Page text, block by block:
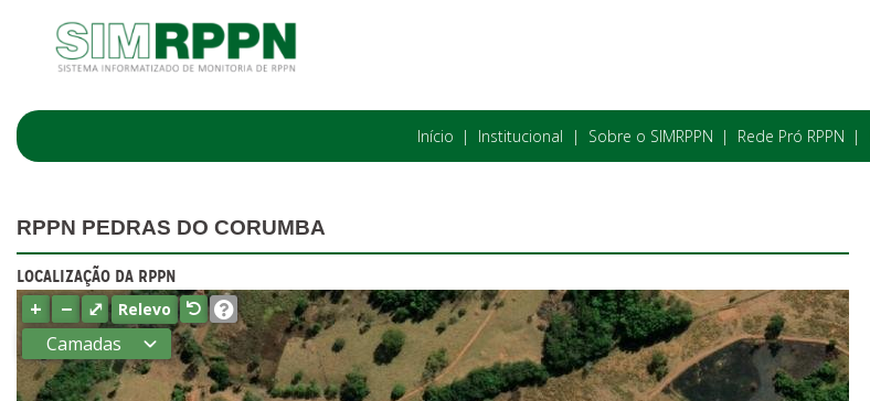
Início Institucional Sobre o SIMRPPN Rede Pró RPPN
RPPN PEDRAS DO CORUMBA
LOCALIZAÇÃO DA RPPN
+ − ⤢ Relevo
Camadas
Estados